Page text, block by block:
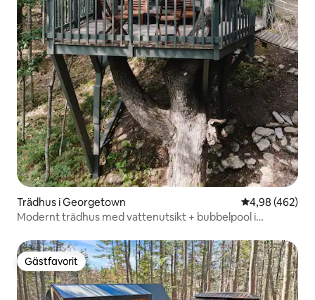
Trädhus i Georgetown 4,98 av 5 i
4,98 (462)
Modernt trädhus med vattenutsikt + bubbelpool i
Gästfavorit
Gästfavorit